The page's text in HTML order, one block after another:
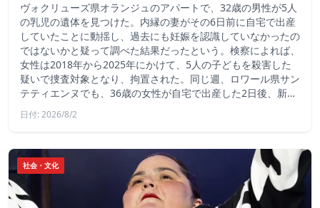
ヴォクリューズ県オランジュのアパートで、32歳の男性が5人
の乳児の遺体を見つけた。内縁の妻がその6日前に自宅で出産
していたことに動揺し、過去にも妊娠を認識していなかったの
ではないかと疑って調べた結果だったという。検察によれば、
女性は2018年から2025年にかけて、5人の子どもを殺害した
疑いで捜査対象となり、拘置された。同じ週、ロワール県サン
テティエンヌでも、36歳の女性が自宅で出産した2日後、新…
日付: 2026/8/2
社会・文化